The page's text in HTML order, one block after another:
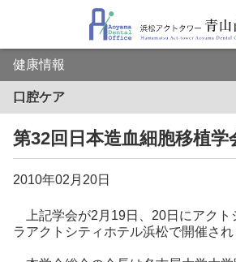
健康情報
口腔ケア
第32回日本造血細胞移植学
2010年02月20日
上記学会が2月19日、20日にアクト
ラアクトシティホテル浜松で開催され